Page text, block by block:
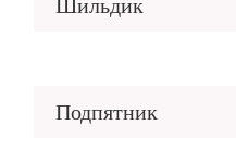
Шильдик
Подпятник